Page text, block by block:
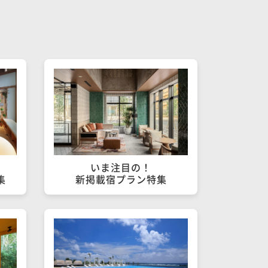
いま注目の！
新掲載宿プラン特集